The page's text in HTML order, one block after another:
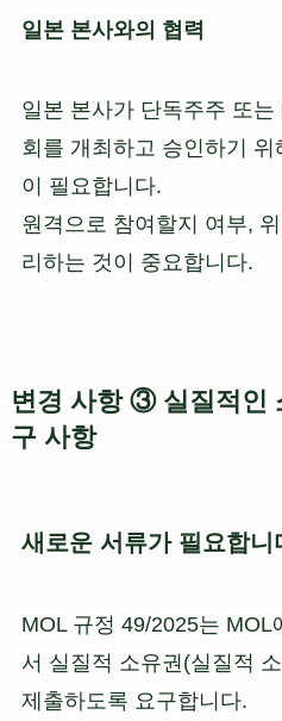
일본 본사와의 협력
일본 본사가 단독주주 또
회를 개최하고 승인하기
이 필요합니다.
원격으로 참여할지 여부,
리하는 것이 중요합니다.
변경 사항 ③ 실질적인
구 사항
새로운 서류가 필요합니
MOL 규정 49/2025는 MOL
서 실질적 소유권(실질적
제출하도록 요구합니다.